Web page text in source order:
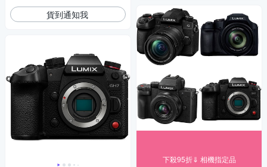
貨到通知我
下殺95折⇓ 相機指定品